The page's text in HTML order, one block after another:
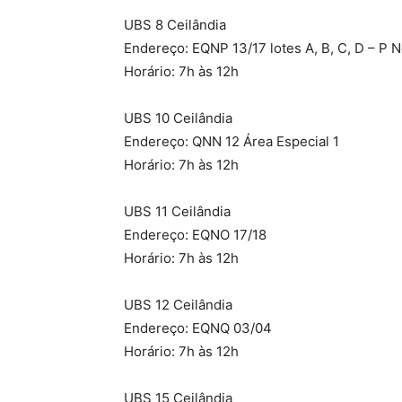
UBS 8 Ceilândia
Endereço: EQNP 13/17 lotes A, B, C, D – P
Horário: 7h às 12h
UBS 10 Ceilândia
Endereço: QNN 12 Área Especial 1
Horário: 7h às 12h
UBS 11 Ceilândia
Endereço: EQNO 17/18
Horário: 7h às 12h
UBS 12 Ceilândia
Endereço: EQNQ 03/04
Horário: 7h às 12h
UBS 15 Ceilândia